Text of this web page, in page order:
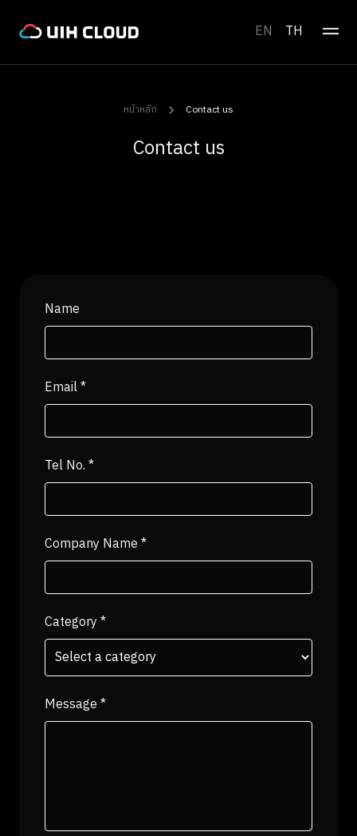
EN TH
หน้าหลัก Contact us
Contact us
Name
Email*
Tel No.*
Company Name*
Category*
Message*